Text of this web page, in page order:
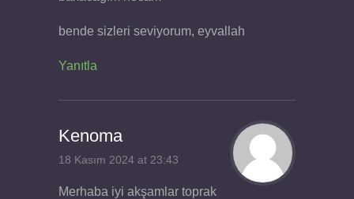
bende sizleri seviyorum, eyvallah
Yanıtla
Kenoma
18 Kasım 2024 at 23:43
Merhaba iyi akşamlar toprak